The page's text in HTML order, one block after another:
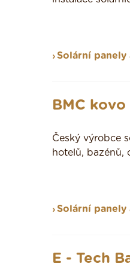
Solární panely
BMC kovo
Český výrobce
hotelů, bazénů,
Solární panely
E - Tech